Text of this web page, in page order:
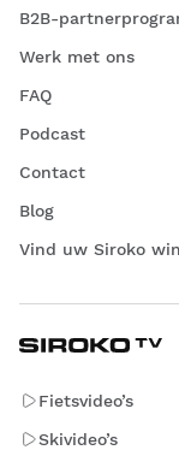
B2B-
Werk met ons
FAQ
Podcast
Contact
Blog
Vind uw Siroko
Fietsvideo’s
Skivideo’s